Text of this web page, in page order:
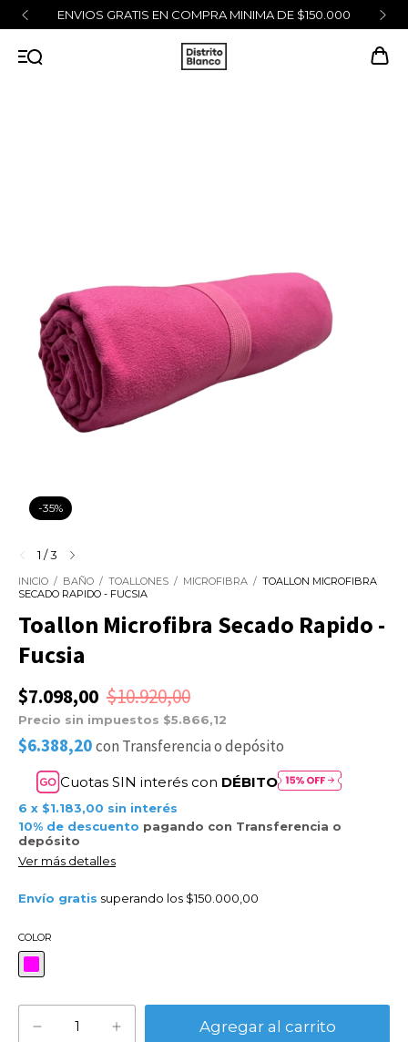
ENVIOS GRATIS EN COMPRA MINIMA DE $150.000
-35%
1 /3
INICIO / BAÑO / TOALLONES / MICROFIBRA / TOALLON MICROFIBRA
SECADO RAPIDO - FUCSIA
Toallon Microfibra Secado Rapido -
Fucsia
$7.098,00 $10.920,00
Precio sin impuestos $5.866,12
$6.388,20con Transferencia o depósito
Cuotas SIN interés con DÉBITO
6 x $1.183,00 sin interés
10% de descuento pagando con Transferencia o
depósito
Ver más detalles
Envío gratis superando los $150.000,00
COLOR